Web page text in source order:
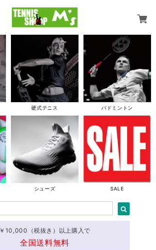
硬式テニス バドミントン
シューズ SALE
￥10,000（税抜き）以上購入で
全国送料無料